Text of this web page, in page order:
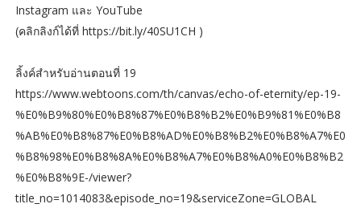
Instagram และ YouTube
(คลิกลิงก์ได้ที่ https://bit.ly/40SU1CH )
ลิ้งค์สำหรับอ่านตอนที่ 19
https://www.webtoons.com/th/canvas/echo-of-eternity/ep-19-
%E0%B9%80%E0%B8%87%E0%B8%B2%E0%B9%81%E0%B8
%AB%E0%B8%87%E0%B8%AD%E0%B8%B2%E0%B8%A7%E0
%B8%98%E0%B8%8A%E0%B8%A7%E0%B8%A0%E0%B8%B2
%E0%B8%9E-/viewer?
title_no=1014083&episode_no=19&serviceZone=GLOBAL